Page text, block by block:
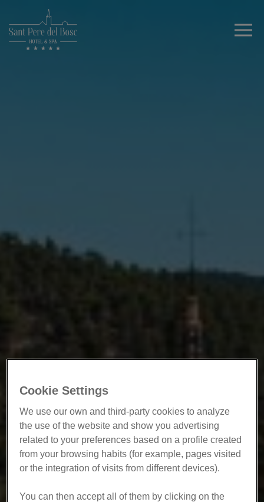
Cookie Settings
We use our own and third-party cookies to analyze
the use of the website and show you advertising
related to your preferences based on a profile created
from your browsing habits (for example, pages visited
or the integration of visits from different devices).​
​ You can then accept all of them by clicking on the